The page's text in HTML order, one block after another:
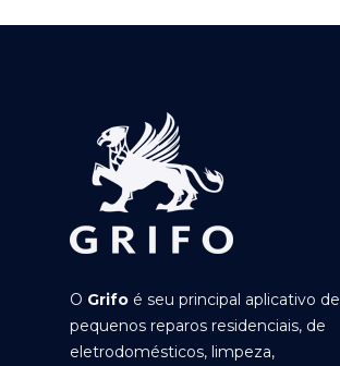
O Grifo é seu principal aplicativo de
pequenos reparos residenciais, de
eletrodomésticos, limpeza,